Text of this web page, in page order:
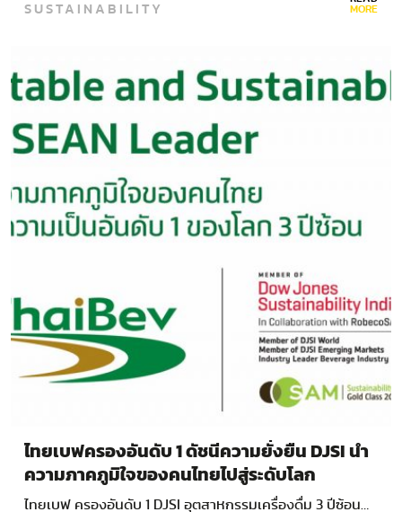
บ้านเรือนตกแต่งด้วยต้นไม้เมืองร้อนและกรงนก ก่อนเข้าสู่ป่า
SUSTAINABILITY MORE
ไทยเบฟครองอันดับ 1 ดัชนีความยั่งยืน DJSI นำ
ความภาคภูมิใจของคนไทยไปสู่ระดับโลก
ไทยเบฟ ครองอันดับ 1 DJSI อุตสาหกรรมเครื่องดื่ม 3 ปีซ้อน…